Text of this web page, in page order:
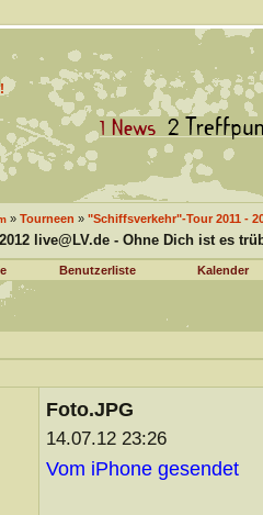
» Tourneen » "Schiffsverkehr"-Tour 2011 -
live@LV.de - Ohne Dich ist es
Benutzerliste Kalender
Foto.JPG
14.07.12 23:26
Vom iPhone gesendet